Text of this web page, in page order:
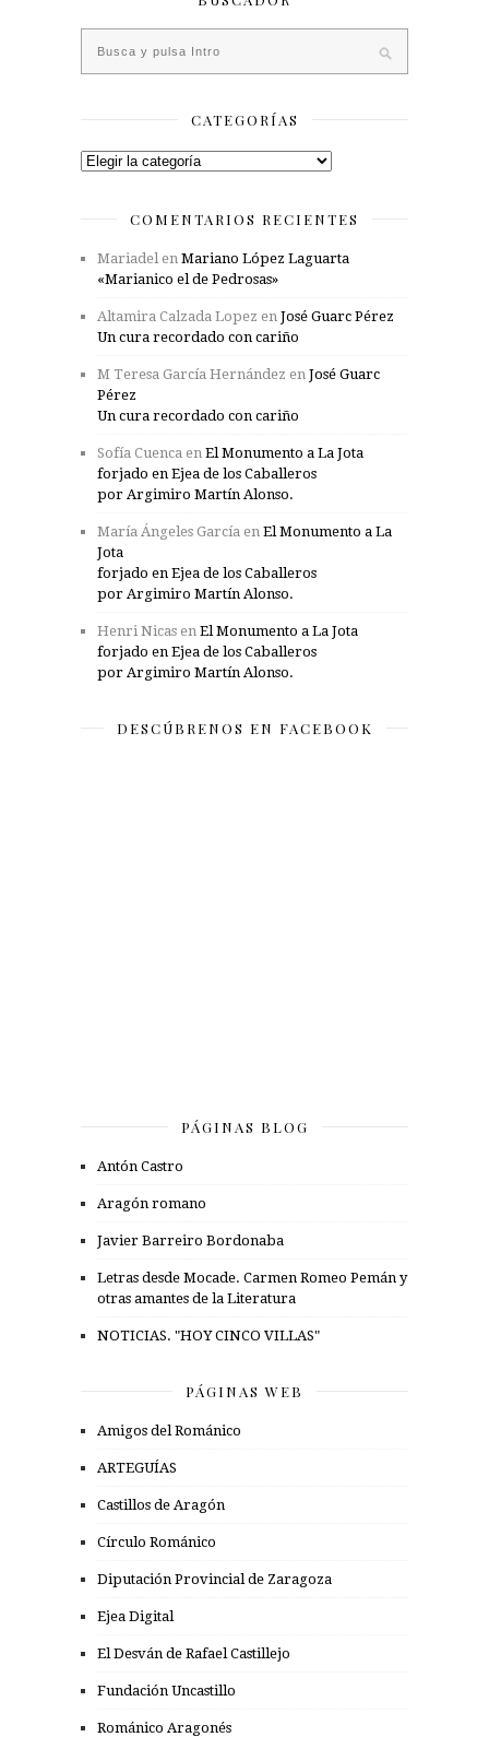
CATEGORÍAS
Categorías
COMENTARIOS RECIENTES
Mariadel en Mariano López Laguarta
«Marianico el de Pedrosas»
Altamira Calzada Lopez en José Guarc Pérez
Un cura recordado con cariño
M Teresa García Hernández en José Guarc
Pérez
Un cura recordado con cariño
Sofía Cuenca en El Monumento a La Jota
forjado en Ejea de los Caballeros
por Argimiro Martín Alonso.
María Ángeles García en El Monumento a La
Jota
forjado en Ejea de los Caballeros
por Argimiro Martín Alonso.
Henri Nicas en El Monumento a La Jota
forjado en Ejea de los Caballeros
por Argimiro Martín Alonso.
DESCÚBRENOS EN FACEBOOK
PÁGINAS BLOG
Antón Castro
Aragón romano
Javier Barreiro Bordonaba
Letras desde Mocade. Carmen Romeo Pemán y
otras amantes de la Literatura
NOTICIAS. "HOY CINCO VILLAS"
PÁGINAS WEB
Amigos del Románico
ARTEGUÍAS
Castillos de Aragón
Círculo Románico
Diputación Provincial de Zaragoza
Ejea Digital
El Desván de Rafael Castillejo
Fundación Uncastillo
Románico Aragonés